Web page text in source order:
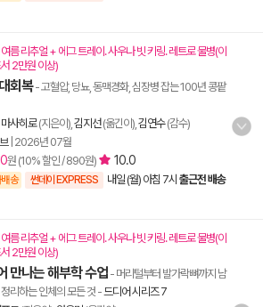
름 리추얼 + 에그 트레이. 사우나 빗 키링. 레트로 물병(이
2만원 이상)
회복- 고혈압, 당뇨, 동맥경화, 심장병 잡는 100년 콩팥
사히로(지은이), 김지선(옮긴이), 김연수(감수)
| 2026년 07월
원 (10% 할인 / 890원) 10.0
송 썬데이 EXPRESS 내일 (월) 아침 7시 출근전 배송
름 리추얼 + 에그 트레이. 사우나 빗 키링. 레트로 물병(이
2만원 이상)
만나는 해부학 수업 - 머리털부터 발가락뼈까지 남
리하는 인체의 모든 것 -드디어 시리즈 7